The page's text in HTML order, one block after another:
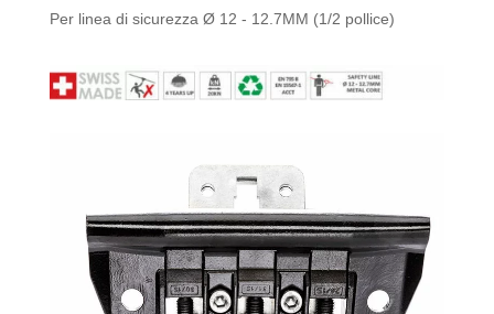
Per linea di sicurezza Ø 12 - 12.7MM (1/2 pollice)